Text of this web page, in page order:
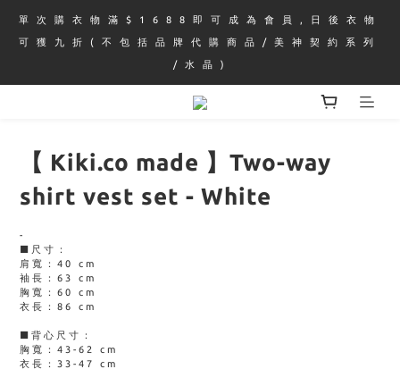
單 次 購 衣 物 滿 $ 1 6 8 8 即 可 成 為 會 員 , 日 後 衣 物
可 獲 九 折 ( 不 包 括 品 牌 代 購 商 品 / 美 神 契 約 系 列
/ 水 晶 )
【 Kiki.co made 】Two-way
shirt vest set - White
-
■尺寸：
肩寬：40 cm
袖長：63 cm
胸寬：60 cm
衣長：86 cm
■背心尺寸：
胸寬：43-62 cm
衣長：33-47 cm